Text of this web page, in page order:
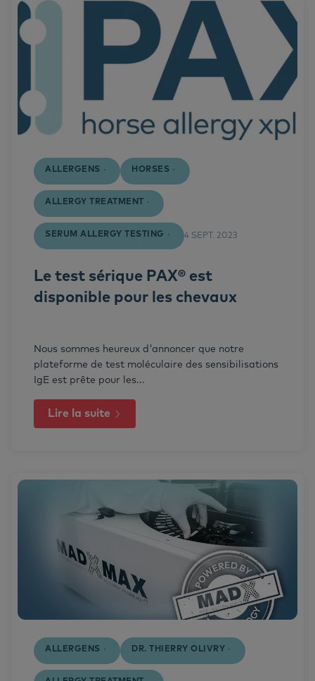
ALLERGENS HORSES
ALLERGY TREATMENT
SERUM ALLERGY TESTING 4 SEPT. 2023
Le test sérique PAX® est
disponible pour les chevaux
Nous sommes heureux d'annoncer que notre
plateforme de test moléculaire des sensibilisations
IgE est prête pour les...
Lire la suite
ALLERGENS DR. THIERRY OLIVRY